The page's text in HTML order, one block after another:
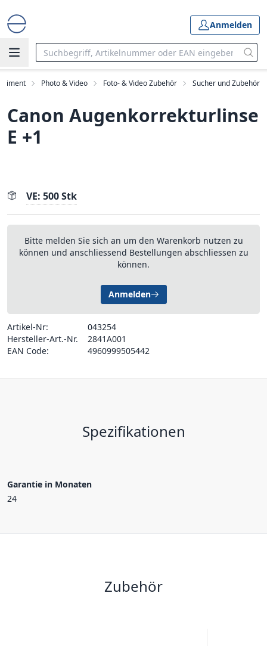
Anmelden
Photo & Video Foto- & Video Zubehör Sucher und Zubehör
Canon Augenkorrekturlinse
E +1
VE: 500 Stk
Bitte melden Sie sich an um den Warenkorb nutzen zu
können und anschliessend Bestellungen abschliessen zu
können.
Anmelden
Artikel-Nr:
043254
Hersteller-Art.-Nr.
2841A001
EAN Code:
4960999505442
Spezifikationen
Garantie in Monaten
24
Zubehör